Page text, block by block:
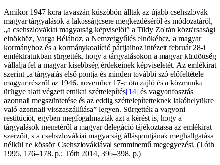
Amikor 1947 kora tavaszán küszöbön álltak az újabb csehszlovák–
magyar tárgyalások a lakosságcsere megkezdéséről és módozatáról,
„a csehszlovákiai magyarság képviselői” a Tildy Zoltán köztársasági
elnökhöz, Varga Bélához, a Nemzetgyűlés elnökéhez, a magyar
kormányhoz és a kormánykoalíció pártjaihoz intézett február 28-i
emlékiratukban sürgették, hogy a tárgyalásokon a magyar küldöttség
vállalja fel a magyar kisebbség érdekeinek képviseletét. Az emlékirat
szerint „a tárgyalás első pontja és minden további szó előfeltétele
magyar részről az 1946. november 17-e óta zajló és a közmunka
ürügye alatt végzett etnikai széttelepítés[14] és vagyonfosztás
azonnali megszüntetése és az eddig széttelepítetteknek lakóhelyükre
való azonnali visszaszállítása” legyen. Sürgették a vagyoni
restitúciót, egyben megfogalmazták azt a kérést is, hogy a
tárgyalások menetéről a magyar delegáció tájékoztassa az emlékirat
szerzőit, s a csehszlovákiai magyarság álláspontjának meghallgatása
nélkül ne kössön Csehszlovákiával semminemű megegyezést. (Tóth
1995, 176–178. p.; Tóth 2014, 396–398. p.)